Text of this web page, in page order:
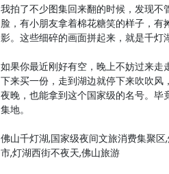
我拍了不少图集回来翻的时候，发现
脸，有小朋友拿着棉花糖笑的样子，
影。这些细碎的画面拼起来，就是千灯
如果你最近刚好有空，晚上不妨过来
下来买一份，走到湖边就停下来吹吹
夜晚，也能拿到这个国家级的名号。
集地。
佛山千灯湖,国家级夜间文旅消费集聚
市,灯湖西街不夜天,佛山旅游